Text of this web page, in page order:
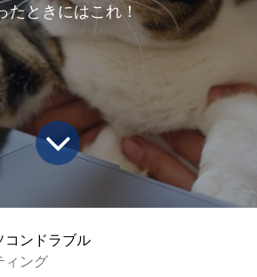
たときにはこれ！
コンドラブル
ィング